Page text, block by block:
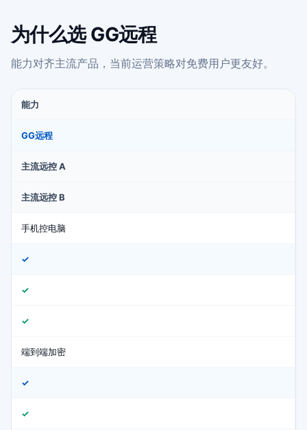
为什么选 GG远程
能力对齐主流产品，当前运营策略对免费用户更友好。
能力
GG远程
主流远控 A
主流远控 B
手机控电脑
✓
✓
✓
端到端加密
✓
✓